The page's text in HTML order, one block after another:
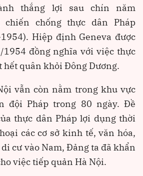
thắng lợi sau chín năm
chiến chống thực dân Pháp
Hiệp định Geneva được
đồng nghĩa với việc thực
hết quân khỏi Đông Dương.
vẫn còn nằm trong khu vực
đội Pháp trong 80 ngày. Đề
thực dân Pháp lợi dụng thời
các cơ sở kinh tế, văn hóa,
cư vào Nam, Đảng ta đã khẩn
việc tiếp quản Hà Nội.
Hủy